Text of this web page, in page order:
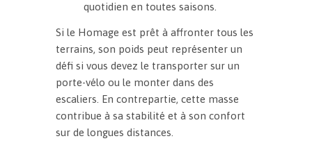
quotidien en toutes saisons.
Si le Homage est prêt à affronter tous les
terrains, son poids peut représenter un
défi si vous devez le transporter sur un
porte-vélo ou le monter dans des
escaliers. En contrepartie, cette masse
contribue à sa stabilité et à son confort
sur de longues distances.